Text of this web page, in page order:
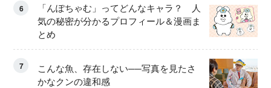
6
「んぽちゃむ」ってどんなキャラ？ 人
気の秘密が分かるプロフィール＆漫画ま
とめ
7
こんな魚、存在しない──写真を見たさ
かなクンの違和感